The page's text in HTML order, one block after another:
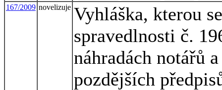
167/2009 novelizuje Vyhláška, kterou
spravedlnosti č.
náhradách notářů
pozdějších